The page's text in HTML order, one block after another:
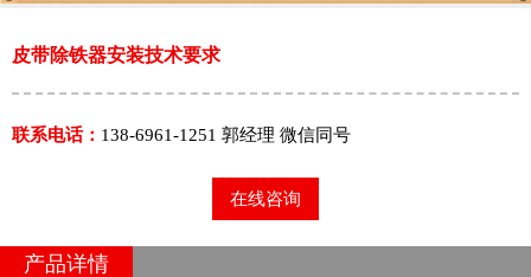
皮带除铁器安装技术要求
联系电话： 138-6961-1251 郭经理 微信同号
在线咨询
产品详情